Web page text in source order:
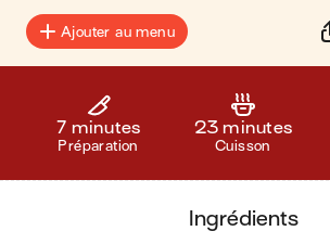
Ajouter au menu
7 minutes
Préparation
23 minutes
Cuisson
ingrédients